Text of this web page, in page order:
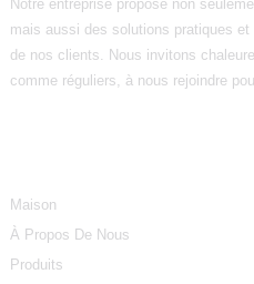
Notre entreprise propose non
mais aussi des solutions pratiques
de nos clients. Nous invitons
comme réguliers, à nous rejoindre
Maison
À Propos De Nous
Produits